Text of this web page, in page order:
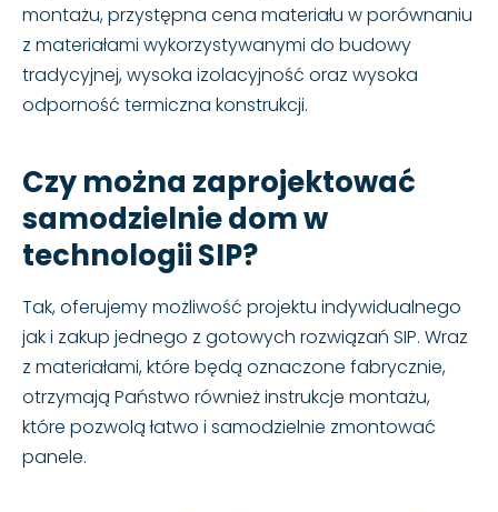
montażu, przystępna cena materiału w porównaniu
z materiałami wykorzystywanymi do budowy
tradycyjnej, wysoka izolacyjność oraz wysoka
odporność termiczna konstrukcji.
Czy można zaprojektować
samodzielnie dom w
technologii SIP?
Tak, oferujemy możliwość projektu indywidualnego
jak i zakup jednego z gotowych rozwiązań SIP. Wraz
z materiałami, które będą oznaczone fabrycznie,
otrzymają Państwo również instrukcje montażu,
które pozwolą łatwo i samodzielnie zmontować
panele.